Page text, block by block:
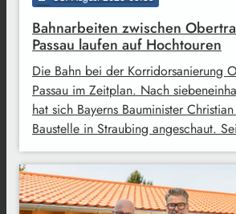
Bahnarbeiten zwischen
Passau laufen auf Hochtouren
Die Bahn bei der Korridorsanierung
Passau im Zeitplan. Nach
hat sich Bayerns Bauminister
Baustelle in Straubing angeschaut.